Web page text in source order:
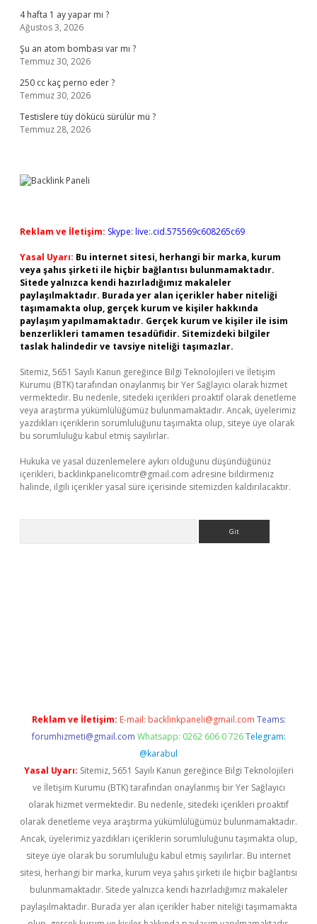
4 hafta 1 ay yapar mı ?
Ağustos 3, 2026
Şu an atom bombası var mı ?
Temmuz 30, 2026
250 cc kaç perno eder ?
Temmuz 30, 2026
Testislere tüy dökücü sürülür mü ?
Temmuz 28, 2026
Reklam ve İletişim: Skype: live:.cid.575569c608265c69
Yasal Uyarı: Bu internet sitesi, herhangi bir marka, kurum
veya şahıs şirketi ile hiçbir bağlantısı bulunmamaktadır.
Sitede yalnızca kendi hazırladığımız makaleler
paylaşılmaktadır. Burada yer alan içerikler haber niteliği
taşımamakta olup, gerçek kurum ve kişiler hakkında
paylaşım yapılmamaktadır. Gerçek kurum ve kişiler ile isim
benzerlikleri tamamen tesadüfidir. Sitemizdeki bilgiler
taslak halindedir ve tavsiye niteliği taşımazlar.
Sitemiz, 5651 Sayılı Kanun gereğince Bilgi Teknolojileri ve İletişim
Kurumu (BTK) tarafından onaylanmış bir Yer Sağlayıcı olarak hizmet
vermektedir. Bu nedenle, sitedeki içerikleri proaktif olarak denetleme
veya araştırma yükümlülüğümüz bulunmamaktadır. Ancak, üyelerimiz
yazdıkları içeriklerin sorumluluğunu taşımakta olup, siteye üye olarak
bu sorumluluğu kabul etmiş sayılırlar.
Hukuka ve yasal düzenlemelere aykırı olduğunu düşündüğünüz
içerikleri, backlinkpanelicomtr@gmail.com adresine bildirmeniz
halinde, ilgili içerikler yasal süre içerisinde sitemizden kaldırılacaktır.
Reklam ve İletişim: E-mail: backlinkpaneli@gmail.com Teams:
forumhizmeti@gmail.com Whatsapp: 0262 606 0 726 Telegram:
@karabul
Yasal Uyarı: Sitemiz, 5651 Sayılı Kanun gereğince Bilgi Teknolojileri
ve İletişim Kurumu (BTK) tarafından onaylanmış bir Yer Sağlayıcı
olarak hizmet vermektedir. Bu nedenle, sitedeki içerikleri proaktif
olarak denetleme veya araştırma yükümlülüğümüz bulunmamaktadır.
Ancak, üyelerimiz yazdıkları içeriklerin sorumluluğunu taşımakta olup,
siteye üye olarak bu sorumluluğu kabul etmiş sayılırlar. Bu internet
sitesi, herhangi bir marka, kurum veya şahıs şirketi ile hiçbir bağlantısı
bulunmamaktadır. Sitede yalnızca kendi hazırladığımız makaleler
paylaşılmaktadır. Burada yer alan içerikler haber niteliği taşımamakta